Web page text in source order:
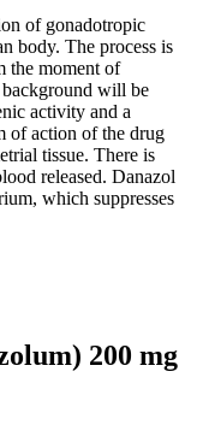
of gonadotropic
body. The process is
the moment of
will be
activity and a
of action of the drug
tissue. There is
released. Danazol
which suppresses
200 mg